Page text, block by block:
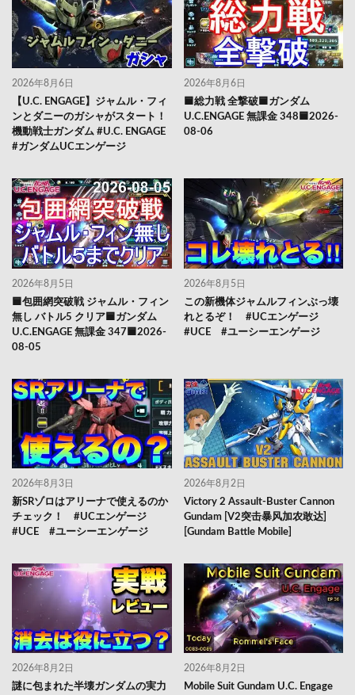
2026年8月6日
【U.C. ENGAGE】ジャムル・フィ
ンとダニーのガシャがスタート！
機動戦士ガンダム #U.C. ENGAGE
#ガンダムUCエンゲージ
2026年8月6日
🟦総力戦 全撃破🟦ガンダム
U.C.ENGAGE 無課金 348🟦2026-
08-06
2026年8月5日
🟦包囲網突破戦 ジャムル・フィン
無し バトル5 クリア🟦ガンダム
U.C.ENGAGE 無課金 347🟦2026-
08-05
2026年8月5日
この新機体ジャムルフィンぶっ壊
れとるぞ！ #UCエンゲージ
#UCE #ユーシーエンゲージ
2026年8月3日
新SRゾロはアリーナで使えるのか
チェック！ #UCエンゲージ
#UCE #ユーシーエンゲージ
2026年8月2日
Victory 2 Assault-Buster Cannon
Gundam [V2突击暴风加农敢达]
[Gundam Battle Mobile]
2026年8月2日
謎に包まれた半壊ガンダムの実力
2026年8月2日
Mobile Suit Gundam U.C. Engage